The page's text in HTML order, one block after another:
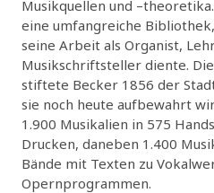
Musikquellen und
eine umfangreiche
seine Arbeit als Organist,
Musikschriftsteller diente.
stiftete Becker 1856 der
sie noch heute aufbewahrt
1.900 Musikalien in 575
Drucken, daneben 1.400
Bände mit Texten zu
Opernprogrammen.